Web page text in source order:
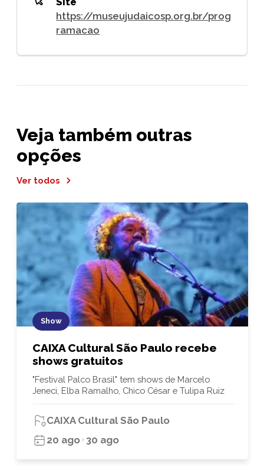
https://museujudaicosp.org.br/prog
ramacao
Veja também outras
opções
Ver todos
Show
CAIXA Cultural São Paulo recebe
shows gratuitos
"Festival Palco Brasil" tem shows de Marcelo
Jeneci, Elba Ramalho, Chico César e Tulipa Ruiz
CAIXA Cultural São Paulo
20 ago 30 ago